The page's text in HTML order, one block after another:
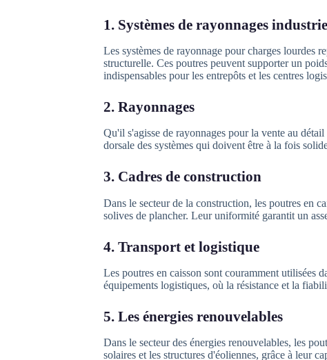
1. Systèmes de rayonnages
Les systèmes de rayonnage pour charges lourdes
structurelle. Ces poutres peuvent supporter un
indispensables pour les entrepôts et les centres
2. Rayonnages
Qu'il s'agisse de rayonnages pour la vente au
dorsale des systèmes qui doivent être à la fois
3. Cadres de construction
Dans le secteur de la construction, les poutres en
solives de plancher. Leur uniformité garantit un
4. Transport et logistique
Les poutres en caisson sont couramment utilisées
équipements logistiques, où la résistance et la
5. Les énergies renouvelables
Dans le secteur des énergies renouvelables, les
solaires et les structures d'éoliennes, grâce à leur